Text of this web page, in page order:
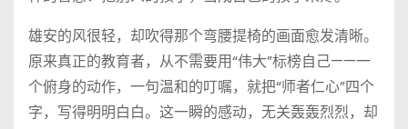
雄安的风很轻，却吹得那个弯腰提椅的画面愈发清晰。
原来真正的教育者，从不需要用“伟大”标榜自己——一
个俯身的动作，一句温和的叮嘱，就把“师者仁心”四个
字，写得明明白白。这一瞬的感动，无关轰轰烈烈，却